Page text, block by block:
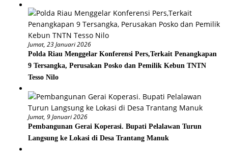
Jumat, 23 Januari 2026
Polda Riau Menggelar Konferensi Pers,Terkait Penangkapan
9 Tersangka, Perusakan Posko dan Pemilik Kebun TNTN
Tesso Nilo
Jumat, 9 Januari 2026
Pembangunan Gerai Koperasi. Bupati Pelalawan Turun
Langsung ke Lokasi di Desa Trantang Manuk